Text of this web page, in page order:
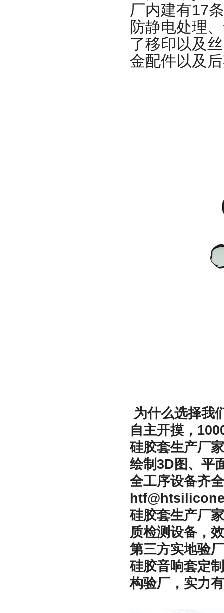
厂内建有17
防静电处理
了移印以及
金配件以及
为什么选择我
自主开摸，
硅胶套生产厂
绘制3D图、平
全工序设备齐
硅胶套生产厂
质检测设备，
第三方实地验
硅胶音响套定
构验厂，实力